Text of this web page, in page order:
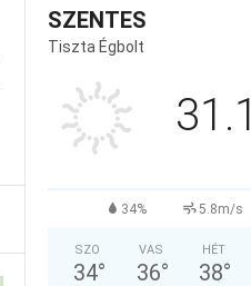
SZENTES
Tiszta Égbolt
31.1
34% 5.8m/s
SZO
34°
VAS
36°
HÉT
38°